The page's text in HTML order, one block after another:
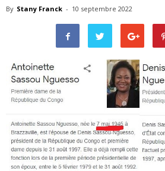
By Stany Franck - 10 septembre 2022